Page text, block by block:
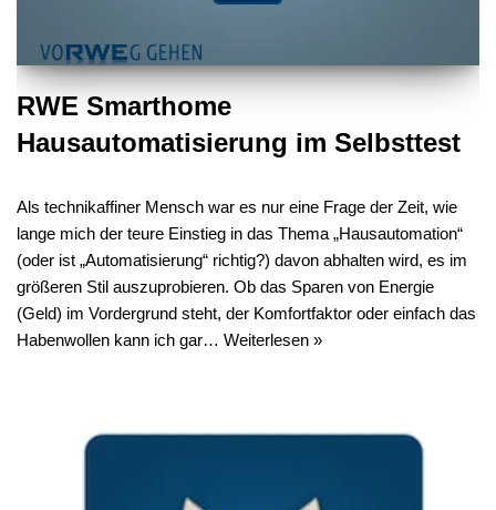
RWE Smarthome
Hausautomatisierung im Selbsttest
Als technikaffiner Mensch war es nur eine Frage der Zeit, wie
lange mich der teure Einstieg in das Thema „Hausautomation“
(oder ist „Automatisierung“ richtig?) davon abhalten wird, es im
größeren Stil auszuprobieren. Ob das Sparen von Energie
(Geld) im Vordergrund steht, der Komfortfaktor oder einfach das
Habenwollen kann ich gar… Weiterlesen »